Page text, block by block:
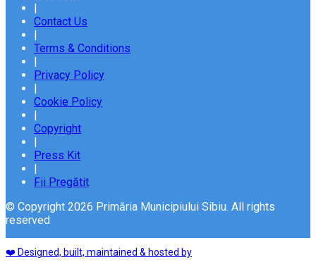
Contact Us
Terms & Conditions
Privacy Policy
Cookie Policy
Copyright
Press Kit
Fii Pregătit
© Copyright 2026 Primăria Municipiului Sibiu. All rights
reserved
❤️ Designed, built, maintained & hosted by